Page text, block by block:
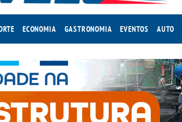
ECONOMIA GASTRONOMIA EVENTOS AUTO